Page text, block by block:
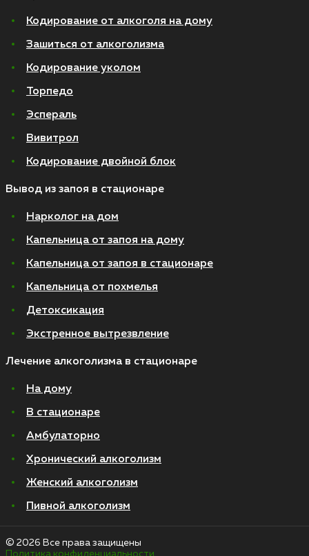
Кодирование от алкоголя на дому
Зашиться от алкоголизма
Кодирование уколом
Торпедо
Эспераль
Вивитрол
Кодирование двойной блок
Вывод из запоя в стационаре
Нарколог на дом
Капельница от запоя на дому
Капельница от запоя в стационаре
Капельница от похмелья
Детоксикация
Экстренное вытрезвление
Лечение алкоголизма в стационаре
На дому
В стационаре
Амбулаторно
Хронический алкоголизм
Женский алкоголизм
Пивной алкоголизм
© 2026 Все права защищены
Политика конфиденциальности